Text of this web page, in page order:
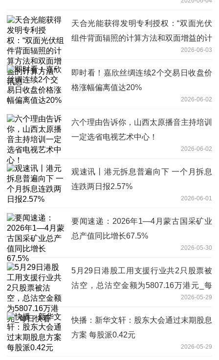
天合光能获得发明专利授权：“双面光伏
组件背面辐照的计算方法和双面增益的计
2026-06-03
即时看！嘉欣丝绸连续2个交易日收盘价
格涨幅偏离值达20%
2026-06-02
六个理由告诉你，山西太原播音主持培训
一定选省电视艺术中心！
2026-06-02
观速讯丨港元拆息普遍向下 一个月拆息
连跌两日报2.57%
2026-06-01
要闻速递：2026年1—4月蒙古国采矿业
总产值同比增长67.5%
2026-05-30
5月29日港股工用支援行业共2只股票被
沽空，总沽空金额为5807.16万港元_每
2026-05-29
快播：新华文轩：股东大会通过末期股息
方案 每股派0.42元
2026-05-29